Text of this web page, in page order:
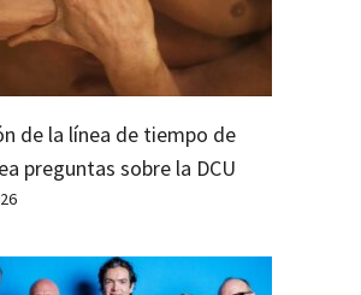
de la línea de tiempo de
preguntas sobre la DCU